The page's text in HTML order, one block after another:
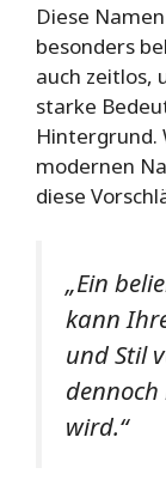
Diese
besonders
auch zeitlos,
starke
Hintergrund.
modernen
diese
„Ein
kann
und Stil
wird.“